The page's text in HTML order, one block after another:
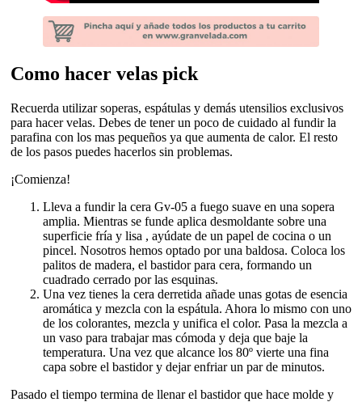
Como hacer velas pick
Recuerda utilizar soperas, espátulas y demás utensilios exclusivos
para hacer velas. Debes de tener un poco de cuidado al fundir la
parafina con los mas pequeños ya que aumenta de calor. El resto
de los pasos puedes hacerlos sin problemas.
¡Comienza!
Lleva a fundir la cera Gv-05 a fuego suave en una sopera
amplia. Mientras se funde aplica desmoldante sobre una
superficie fría y lisa , ayúdate de un papel de cocina o un
pincel. Nosotros hemos optado por una baldosa. Coloca los
palitos de madera, el bastidor para cera, formando un
cuadrado cerrado por las esquinas.
Una vez tienes la cera derretida añade unas gotas de esencia
aromática y mezcla con la espátula. Ahora lo mismo con uno
de los colorantes, mezcla y unifica el color. Pasa la mezcla a
un vaso para trabajar mas cómoda y deja que baje la
temperatura. Una vez que alcance los 80º vierte una fina
capa sobre el bastidor y dejar enfriar un par de minutos.
Pasado el tiempo termina de llenar el bastidor que hace molde y